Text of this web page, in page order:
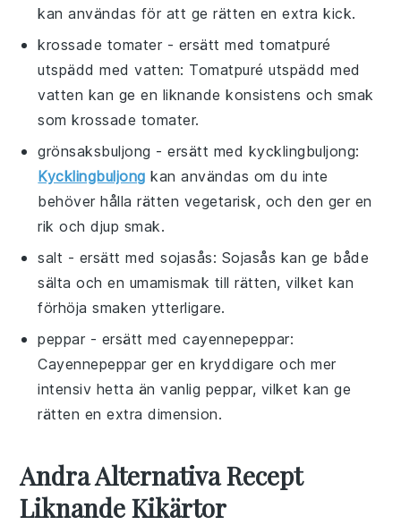
kan användas för att ge rätten en extra kick.
krossade tomater - ersätt medtomatpuré
utspädd med vatten: Tomatpuré utspädd med
vatten kan ge en liknande konsistens och smak
som krossade tomater.
grönsaksbuljong - ersätt med kycklingbuljong:
Kycklingbuljong kan användas om du inte
behöver hålla rätten vegetarisk, och den ger en
rik och djup smak.
salt - ersätt medsojasås: Sojasås kan ge både
sälta och en umamismak till rätten, vilket kan
förhöja smaken ytterligare.
peppar - ersätt medcayennepeppar:
Cayennepeppar ger en kryddigare och mer
intensiv hetta än vanlig peppar, vilket kan ge
rätten en extra dimension.
Andra Alternativa Recept
Liknande Kikärtor